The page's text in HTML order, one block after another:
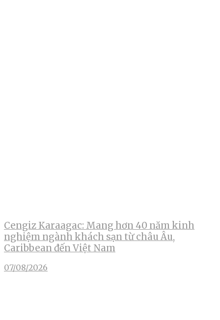
Cengiz Karaagac: Mang hơn 40 năm kinh
nghiệm ngành khách sạn từ châu Âu,
Caribbean đến Việt Nam
07/08/2026